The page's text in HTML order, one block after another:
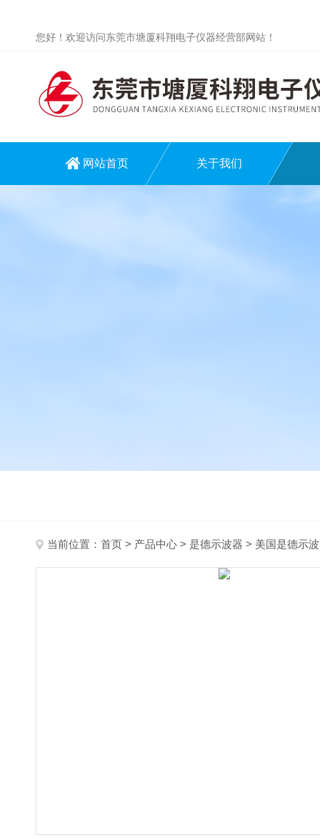
您好！欢迎访问东莞市塘厦科翔电子仪器经营部网站！
网站首页 关于我们
当前位置： 首页 > 产品中心 > 是德示波器 > 美国是德示